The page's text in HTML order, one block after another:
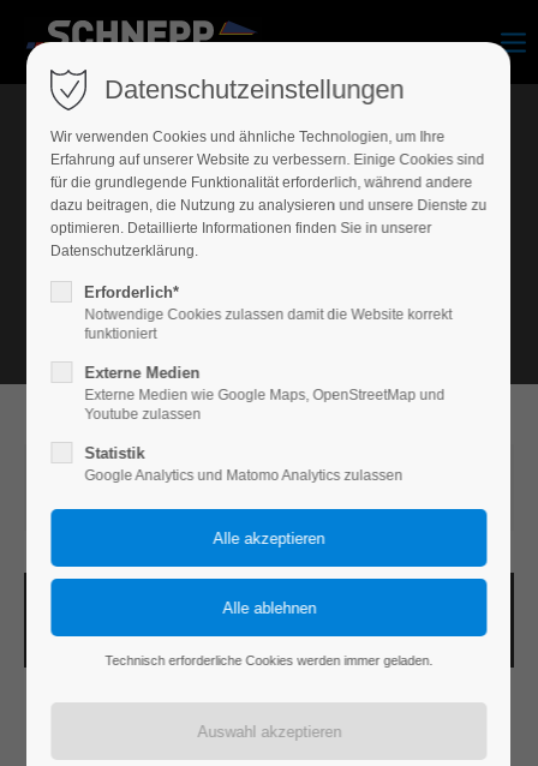
Details
2017-12-19 13:35
von Geiger media design
(Kommentare: 0)
Example News
Datenschutzeinstellungen
Wir verwenden Cookies und ähnliche Technologien, um Ihre
Erfahrung auf unserer Website zu verbessern. Einige Cookies sind
für die grundlegende Funktionalität erforderlich, während andere
dazu beitragen, die Nutzung zu analysieren und unsere Dienste zu
optimieren. Detaillierte Informationen finden Sie in unserer
Datenschutzerklärung.
Erforderlich*
Notwendige Cookies zulassen damit die Website korrekt
funktioniert
Externe Medien
Externe Medien wie Google Maps, OpenStreetMap und
Youtube zulassen
Statistik
Google Analytics und Matomo Analytics zulassen
Technisch erforderliche Cookies werden immer geladen.